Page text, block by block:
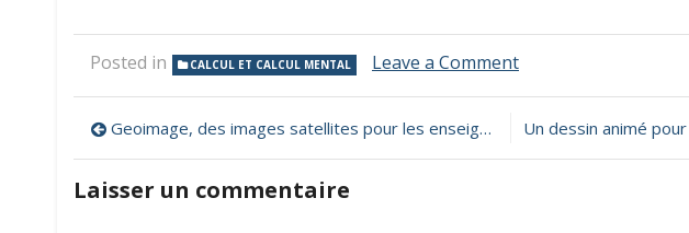
Posted in CALCUL ET CALCUL MENTAL Leave a Commenton
au
calcul
Navigation
de
l’article
Geoimage, des images satellites pour les enseignants et les étudiants Un dessin animé
Laisser un commentaire